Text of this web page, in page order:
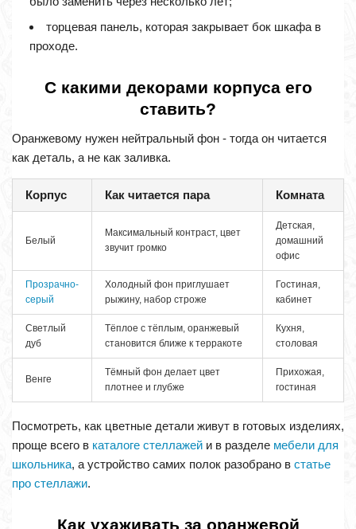
торцевая панель, которая закрывает бок шкафа в
проходе.
С какими декорами корпуса его
ставить?
Оранжевому нужен нейтральный фон - тогда он читается
как деталь, а не как заливка.
Корпус Как читается пара Комната
Белый
Максимальный контраст, цвет
звучит громко
Детская,
домашний
офис
Прозрачно-
серый
Холодный фон приглушает
рыжину, набор строже
Гостиная,
кабинет
Светлый
дуб
Тёплое с тёплым, оранжевый
становится ближе к терракоте
Кухня,
столовая
Венге
Тёмный фон делает цвет
плотнее и глубже
Прихожая,
гостиная
Посмотреть, как цветные детали живут в готовых изделиях,
проще всего в каталоге стеллажей и в разделе мебели для
школьника, а устройство самих полок разобрано в статье
про стеллажи.
Как ухаживать за оранжевой